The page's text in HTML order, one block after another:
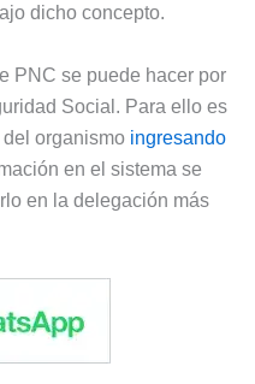
dicho concepto.
PNC se puede hacer por
Social. Para ello es
organismo ingresando
en el sistema se
en la delegación más